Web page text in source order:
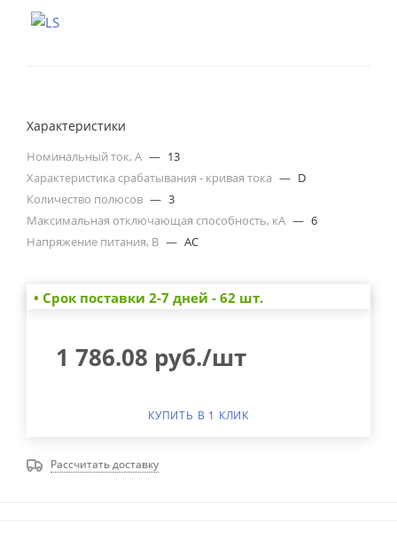
Характеристики
Номинальный ток, А — 13
Характеристика срабатывания - кривая тока — D
Количество полюсов — 3
Максимальная отключающая способность, кА — 6
Напряжение питания, В — AC
• Cрок поставки 2-7 дней - 62 шт.
1 786.08 руб./шт
КУПИТЬ В 1 КЛИК
Рассчитать доставку